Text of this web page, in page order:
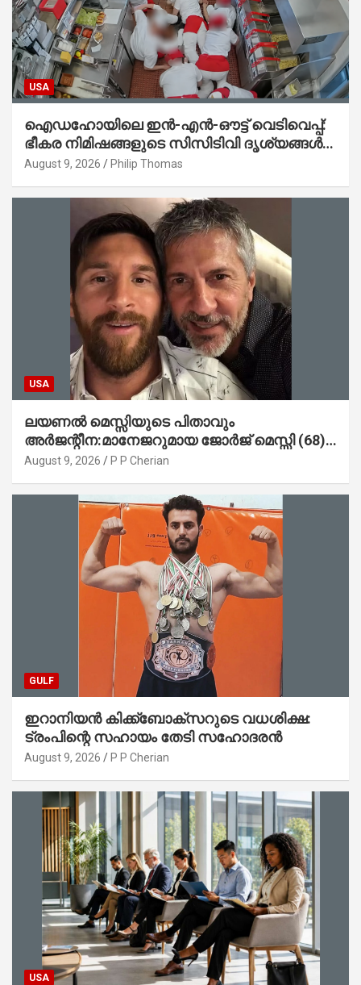
USA
ഐഡഹോയിലെ ഇൻ-എൻ-ഔട്ട് വെടിവെപ്പ്:
ഭീകര നിമിഷങ്ങളുടെ സിസിടിവി ദൃശ്യങ്ങൾ
പുറത്ത്; ആക്രമണത്തിന് പിന്നിലെ കാരണം
August 9, 2026 Philip Thomas
USA
ലയണൽ മെസ്സിയുടെ പിതാവും
അർജന്റീന:മാനേജറുമായ ജോർജ് മെസ്സി (68)
അന്തരിച്ചു
August 9, 2026 P P Cherian
GULF
ഇറാനിയൻ കിക്ക്ബോക്സറുടെ വധശിക്ഷ:
ട്രംപിന്റെ സഹായം തേടി സഹോദരൻ
August 9, 2026 P P Cherian
USA